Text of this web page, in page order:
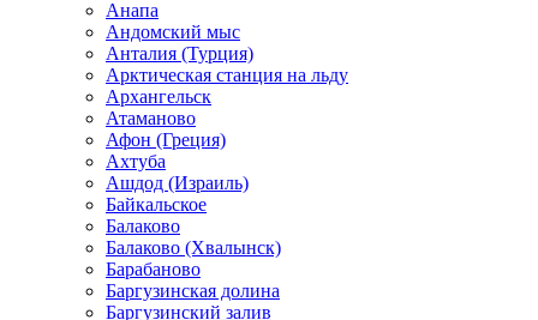
Анапа
Андомский мыс
Анталия (Турция)
Арктическая станция на льду
Архангельск
Атаманово
Афон (Греция)
Ахтуба
Ашдод (Израиль)
Байкальское
Балаково
Балаково (Хвалынск)
Барабаново
Баргузинская долина
Баргузинский залив